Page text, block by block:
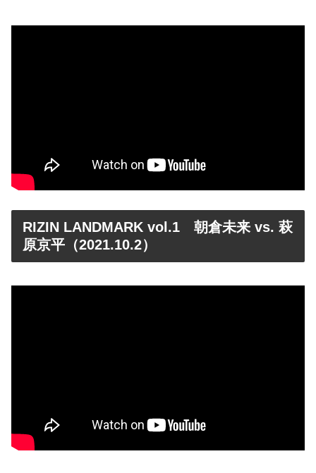
RIZIN LANDMARK vol.1 朝倉未来 vs. 萩
原京平（2021.10.2）